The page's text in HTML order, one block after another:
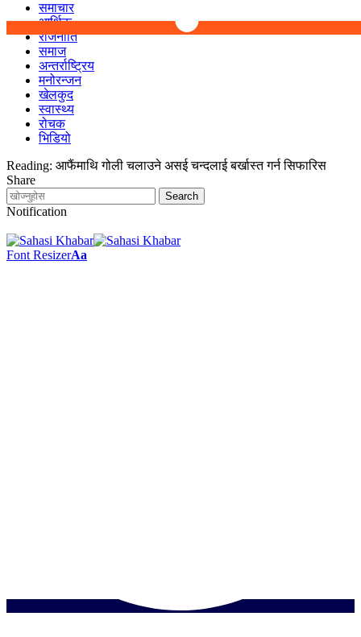
समाचार
आर्थिक
राजनीति
समाज
अन्तर्राष्ट्रिय
मनोरन्जन
खेलकुद
स्वास्थ्य
रोचक
भिडियो
Reading: आफैंमाथि गोली चलाउने असई चन्दलाई बर्खास्त गर्न सिफारिस
Share
Notification
Font ResizerAa